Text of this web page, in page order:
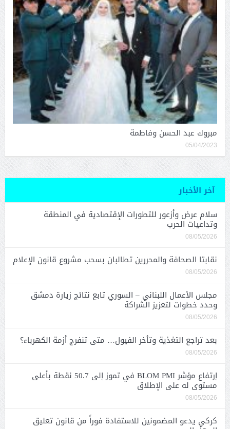
مبروك عبد الحسن وفاطمة
05/04/2023
آخر الأخبار
سلام عرض وأزعور للتطورات الإقتصادية في المنطقة
وتداعيات الحرب
08/05/2026
نقابتا الصحافة والمحررين تطالبان بسحب مشروع قانون الإعلام
08/05/2026
مجلس الأعمال اللبناني – السوري تابع نتائج زيارة دمشق
وحدد خطوات لتعزيز الشراكة
08/05/2026
بعد تراجع التغذية وتأخر الفيول… متى تنفرج أزمة الكهرباء؟
08/05/2026
إرتفاع مؤشر BLOM PMI في تموز إلى 50.7 نقطة بأعلى
مستوى له على الإطلاق
08/05/2026
كركي يدعو المضمونين للاستفادة فوراً من قانون تعليق